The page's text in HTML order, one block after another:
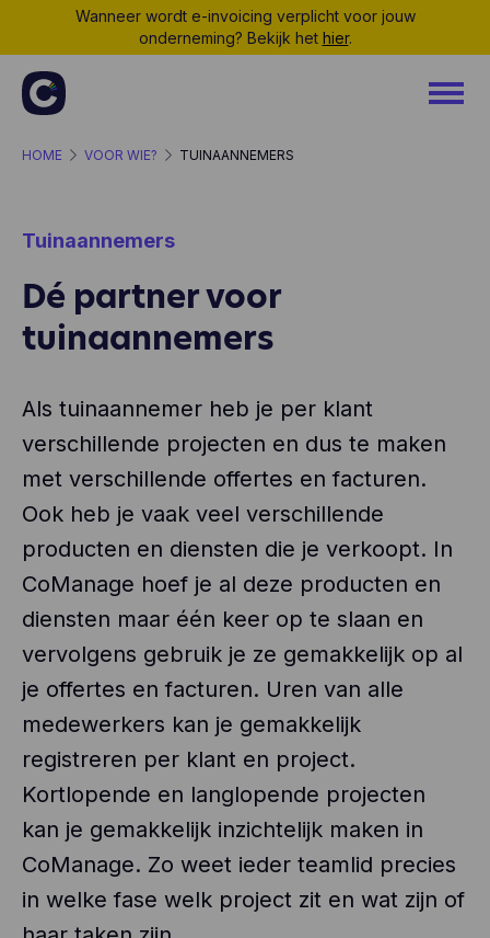
Wanneer wordt e-invoicing verplicht voor jouw
onderneming? Bekijk het hier.
HOME VOOR WIE? TUINAANNEMERS
Tuinaannemers
Dé partner voor
tuinaannemers
Als tuinaannemer heb je per klant
verschillende projecten en dus te maken
met verschillende offertes en facturen.
Ook heb je vaak veel verschillende
producten en diensten die je verkoopt. In
CoManage hoef je al deze producten en
diensten maar één keer op te slaan en
vervolgens gebruik je ze gemakkelijk op al
je offertes en facturen. Uren van alle
medewerkers kan je gemakkelijk
registreren per klant en project.
Kortlopende en langlopende projecten
kan je gemakkelijk inzichtelijk maken in
CoManage. Zo weet ieder teamlid precies
in welke fase welk project zit en wat zijn of